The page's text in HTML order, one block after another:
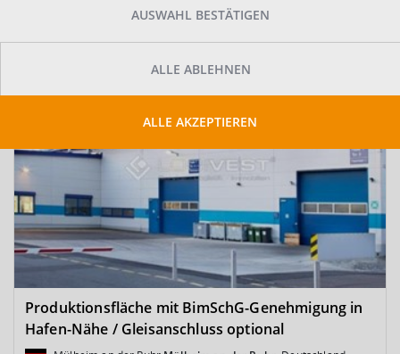
Produktionsfläche mit BimSchG-Genehmigung in
Hafen-Nähe / Gleisanschluss optional
AUSWAHL BESTÄTIGEN
ALLE ABLEHNEN
ALLE AKZEPTIEREN